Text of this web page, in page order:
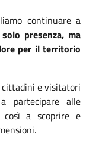
continuare a
presenza, ma
per il territorio
cittadini e visitatori
partecipare alle
così a scoprire e